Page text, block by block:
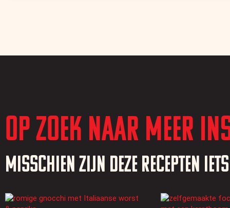
Op zoek naar meer
Misschien zijn deze recepten